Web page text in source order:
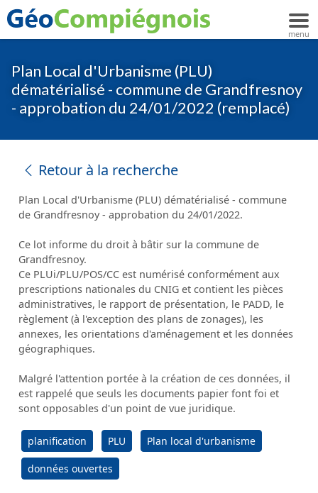
Plan Local d'Urbanisme (PLU)
dématérialisé - commune de Grandfresnoy
- approbation du 24/01/2022 (remplacé)
Retour à la recherche
Plan Local d'Urbanisme (PLU) dématérialisé - commune
de Grandfresnoy - approbation du 24/01/2022.
Ce lot informe du droit à bâtir sur la commune de
Grandfresnoy.
Ce PLUi/PLU/POS/CC est numérisé conformément aux
prescriptions nationales du CNIG et contient les pièces
administratives, le rapport de présentation, le PADD, le
règlement (à l'exception des plans de zonages), les
annexes, les orientations d'aménagement et les données
géographiques.
Malgré l'attention portée à la création de ces données, il
est rappelé que seuls les documents papier font foi et
sont opposables d'un point de vue juridique.
planification PLU Plan local d'urbanisme
données ouvertes